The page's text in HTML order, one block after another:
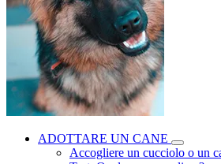
ADOTTARE UN CANE
Accogliere un cucciolo o un